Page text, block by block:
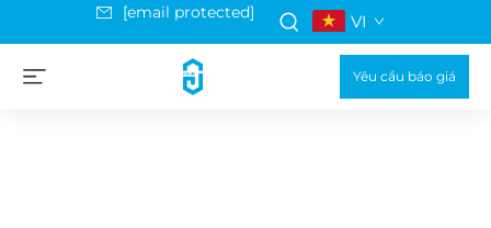
[email protected] VI
Yêu cầu báo giá